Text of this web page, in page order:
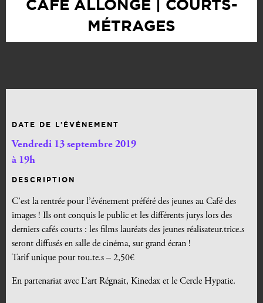
CAFÉ ALLONGÉ | COURTS-
MÉTRAGES
DATE DE L’ÉVÉNEMENT
Vendredi 13 septembre 2019
à 19h
DESCRIPTION
C’est la rentrée pour l’événement préféré des jeunes au Café des
images ! Ils ont conquis le public et les différents jurys lors des
derniers cafés courts : les films lauréats des jeunes réalisateur.trice.s
seront diffusés en salle de cinéma, sur grand écran !
Tarif unique pour tou.te.s – 2,50€
En partenariat avec L’art Régnait, Kinedax et le Cercle Hypatie.